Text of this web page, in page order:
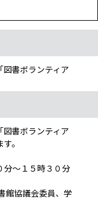
書ボランティア
書ボランティア
。
～１５時３０分
協議会委員、学